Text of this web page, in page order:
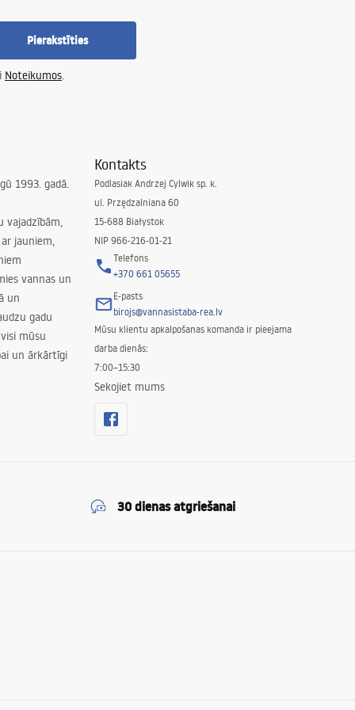
Pierakstīties
Noteikumos.
1993. gadā.
vajadzībām,
jauniem,
vannas un
un
gadu
mūsu
un ārkārtīgi
Kontakts
Podlasiak Andrzej Cylwik sp. k.
ul. Przędzalniana 60
15-688 Białystok
NIP 966-216-01-21
Telefons
+370 661 05655
E-pasts
birojs@vannasistaba-rea.lv
Mūsu klientu apkalpošanas komanda ir pieejama
darba dienās:
7:00–15:30
Sekojiet mums
30 dienas atgriešanai